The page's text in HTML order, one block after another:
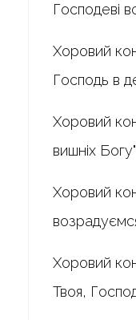
Господеві
Хоровий
Господь в
Хоровий
вишніх Богу"
Хоровий
Хоровий
Твоя,